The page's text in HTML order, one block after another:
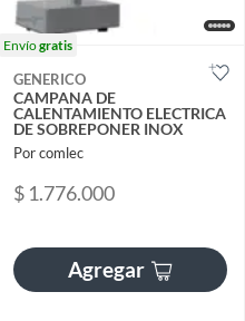
Envíogratis
GENERICO
CAMPANA DE
CALENTAMIENTO ELECTRICA
DE SOBREPONER INOX
Por comlec
$ 1.776.000
Agregar